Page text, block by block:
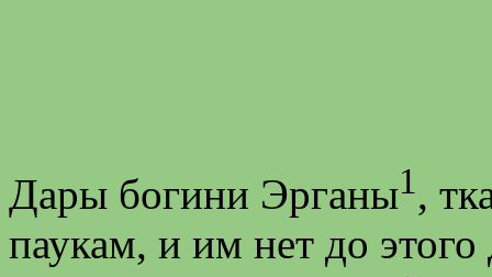
Дары богини Эрганы1,
паукам, и им нет до этого